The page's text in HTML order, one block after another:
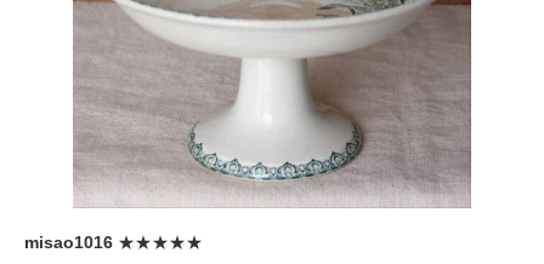
misao1016 ★★★★★